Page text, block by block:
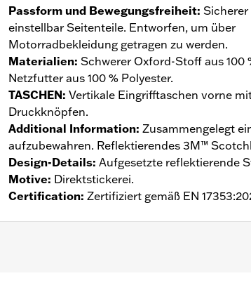
Passform und Bewegungsfreiheit:
einstellbar Seitenteile. Entworfen, um über
Motorradbekleidung getragen zu werden.
Materialien: Schwerer Oxford-Stoff aus 100
Netzfutter aus 100 % Polyester.
TASCHEN: Vertikale Eingrifftaschen vorne
Druckknöpfen.
Additional Information: Zusammengelegt
aufzubewahren. Reflektierendes 3M™
Design-Details: Aufgesetzte reflektierende
Motive: Direktstickerei.
Certification: Zertifiziert gemäß EN